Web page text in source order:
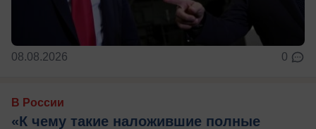
08.08.2026 0
В России
«К чему такие наложившие полные